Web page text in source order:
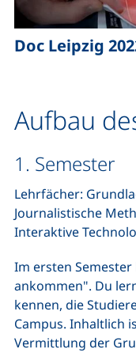
Doc Leipzig
Aufbau
1. Semester
Lehrfächer:
Journalistische
Interaktive
Im ersten
ankommen". Du
kennen, die
Campus. Inhaltlich
Vermittlung der